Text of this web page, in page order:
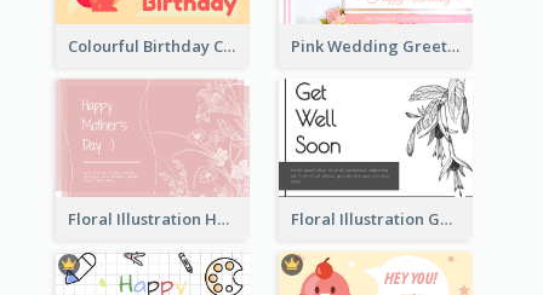
Colourful Birthday Card Decorated With Graphic Animals Pink Wedding Greeting Card With Photography
Floral Illustration Happy Mother's Day Celebration Card Floral Illustration Get Well Soon Greeting Card